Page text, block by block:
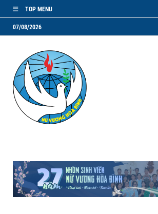
TOP MENU
07/08/2026